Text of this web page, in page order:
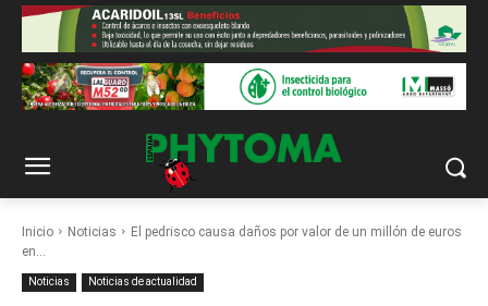
Inicio Noticias
El pedrisco causa daños por valor de un millón de euros
en...
Noticias Noticias de actualidad